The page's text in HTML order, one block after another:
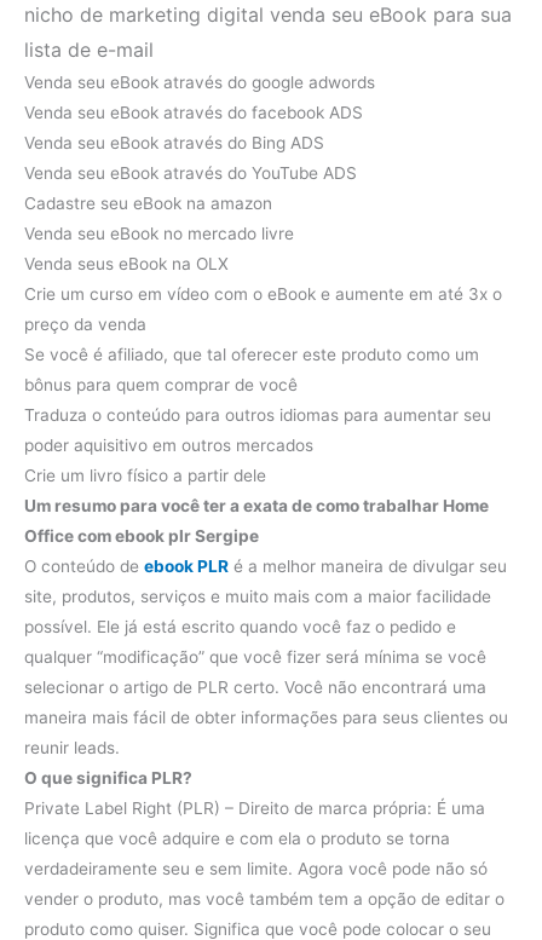
nicho de marketing digital venda seu eBook para sua
lista de e-mail
Venda seu eBook através do google adwords
Venda seu eBook através do facebook ADS
Venda seu eBook através do Bing ADS
Venda seu eBook através do YouTube ADS
Cadastre seu eBook na amazon
Venda seu eBook no mercado livre
Venda seus eBook na OLX
Crie um curso em vídeo com o eBook e aumente em até 3x o
preço da venda
Se você é afiliado, que tal oferecer este produto como um
bônus para quem comprar de você
Traduza o conteúdo para outros idiomas para aumentar seu
poder aquisitivo em outros mercados
Crie um livro físico a partir dele
Um resumo para você ter a exata de como trabalhar Home
Office com ebook plr Sergipe
O conteúdo de ebook PLR ​​é a melhor maneira de divulgar seu
site, produtos, serviços e muito mais com a maior facilidade
possível. Ele já está escrito quando você faz o pedido e
qualquer “modificação” que você fizer será mínima se você
selecionar o artigo de PLR ​​certo. Você não encontrará uma
maneira mais fácil de obter informações para seus clientes ou
reunir leads.
O que significa PLR?
Private Label Right (PLR) – Direito de marca própria: É uma
licença que você adquire e com ela o produto se torna
verdadeiramente seu e sem limite. Agora você pode não só
vender o produto, mas você também tem a opção de editar o
produto como quiser. Significa que você pode colocar o seu